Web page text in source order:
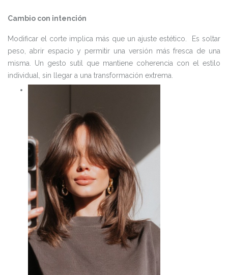
Cambio con intención
Modificar el corte implica más que un ajuste estético. Es soltar
peso, abrir espacio y permitir una versión más fresca de una
misma. Un gesto sutil que mantiene coherencia con el estilo
individual, sin llegar a una transformación extrema.